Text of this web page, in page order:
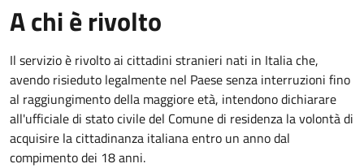
A chi è rivolto
Il servizio è rivolto ai cittadini stranieri nati in Italia che,
avendo risieduto legalmente nel Paese senza interruzioni fino
al raggiungimento della maggiore età, intendono dichiarare
all'ufficiale di stato civile del Comune di residenza la volontà di
acquisire la cittadinanza italiana entro un anno dal
compimento dei 18 anni.